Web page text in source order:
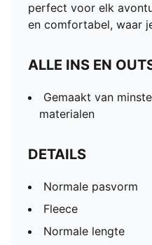
perfect voor elk
en comfortabel, waar
ALLE INS EN
Gemaakt van
materialen
DETAILS
Normale pasvorm
Fleece
Normale lengte